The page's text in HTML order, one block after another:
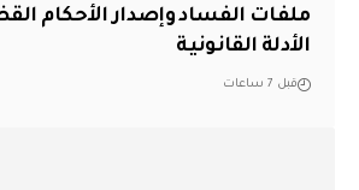
ملفات الفساد وإصدار الأحكام
الأدلة القانونية
قبل 7 ساعات